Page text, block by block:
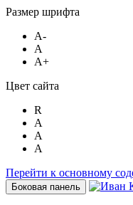
Размер шрифта
A-
A
A+
Цвет сайта
R
A
A
A
Перейти к основному
Боковая панель